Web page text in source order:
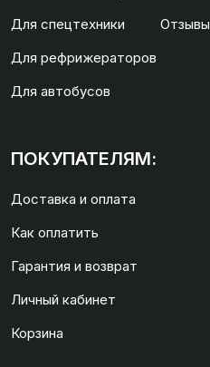
Для спецтехники
Для рефрижераторов
Для автобусов
Отзывы
ПОКУПАТЕЛЯМ:
Доставка и оплата
Как оплатить
Гарантия и возврат
Личный кабинет
Корзина